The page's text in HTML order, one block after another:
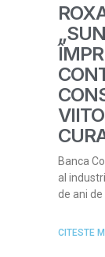
Banca
al
de ani
CITESTE